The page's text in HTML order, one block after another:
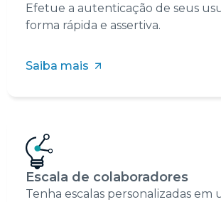
Efetue a autenticação de seus
forma rápida e assertiva.
Saiba mais
Escala de colaboradores
Tenha escalas personalizadas em